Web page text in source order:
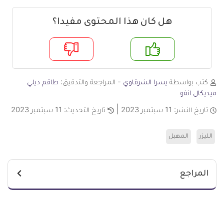
هل كان هذا المحتوى مفيدا؟
لا
كتب بواسطة يسرا الشرقاوي - المراجعة والتدقيق: طاقم ديلي
ميديكال انفو
تاريخ النشر: 11 سبتمبر 2023 تاريخ التحديث: 11 سبتمبر 2023
الليزر المهبل
المراجع